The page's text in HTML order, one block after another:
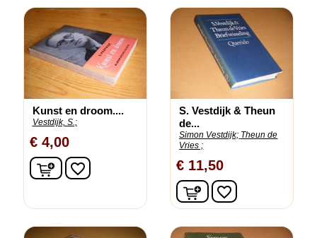
Kunst en droom....
Vestdijk, S.;
€ 4,00
In winkelwagen
favorite_border
S. Vestdijk & Theun
de...
Simon Vestdijk; Theun de
Vries ;
€ 11,50
In winkelwagen
favorite_border